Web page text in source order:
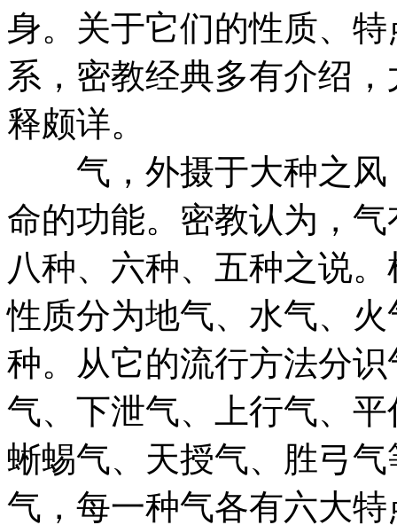
身。关于它们的性质、
系，密教经典多有介绍
释颇详。
气，外摄于大种之风
命的功能。密教认为，
八种、六种、五种之说
性质分为地气、水气、
种。从它的流行方法分
气、下泄气、上行气、
蜥蜴气、天授气、胜弓
气，每一种气各有六大特